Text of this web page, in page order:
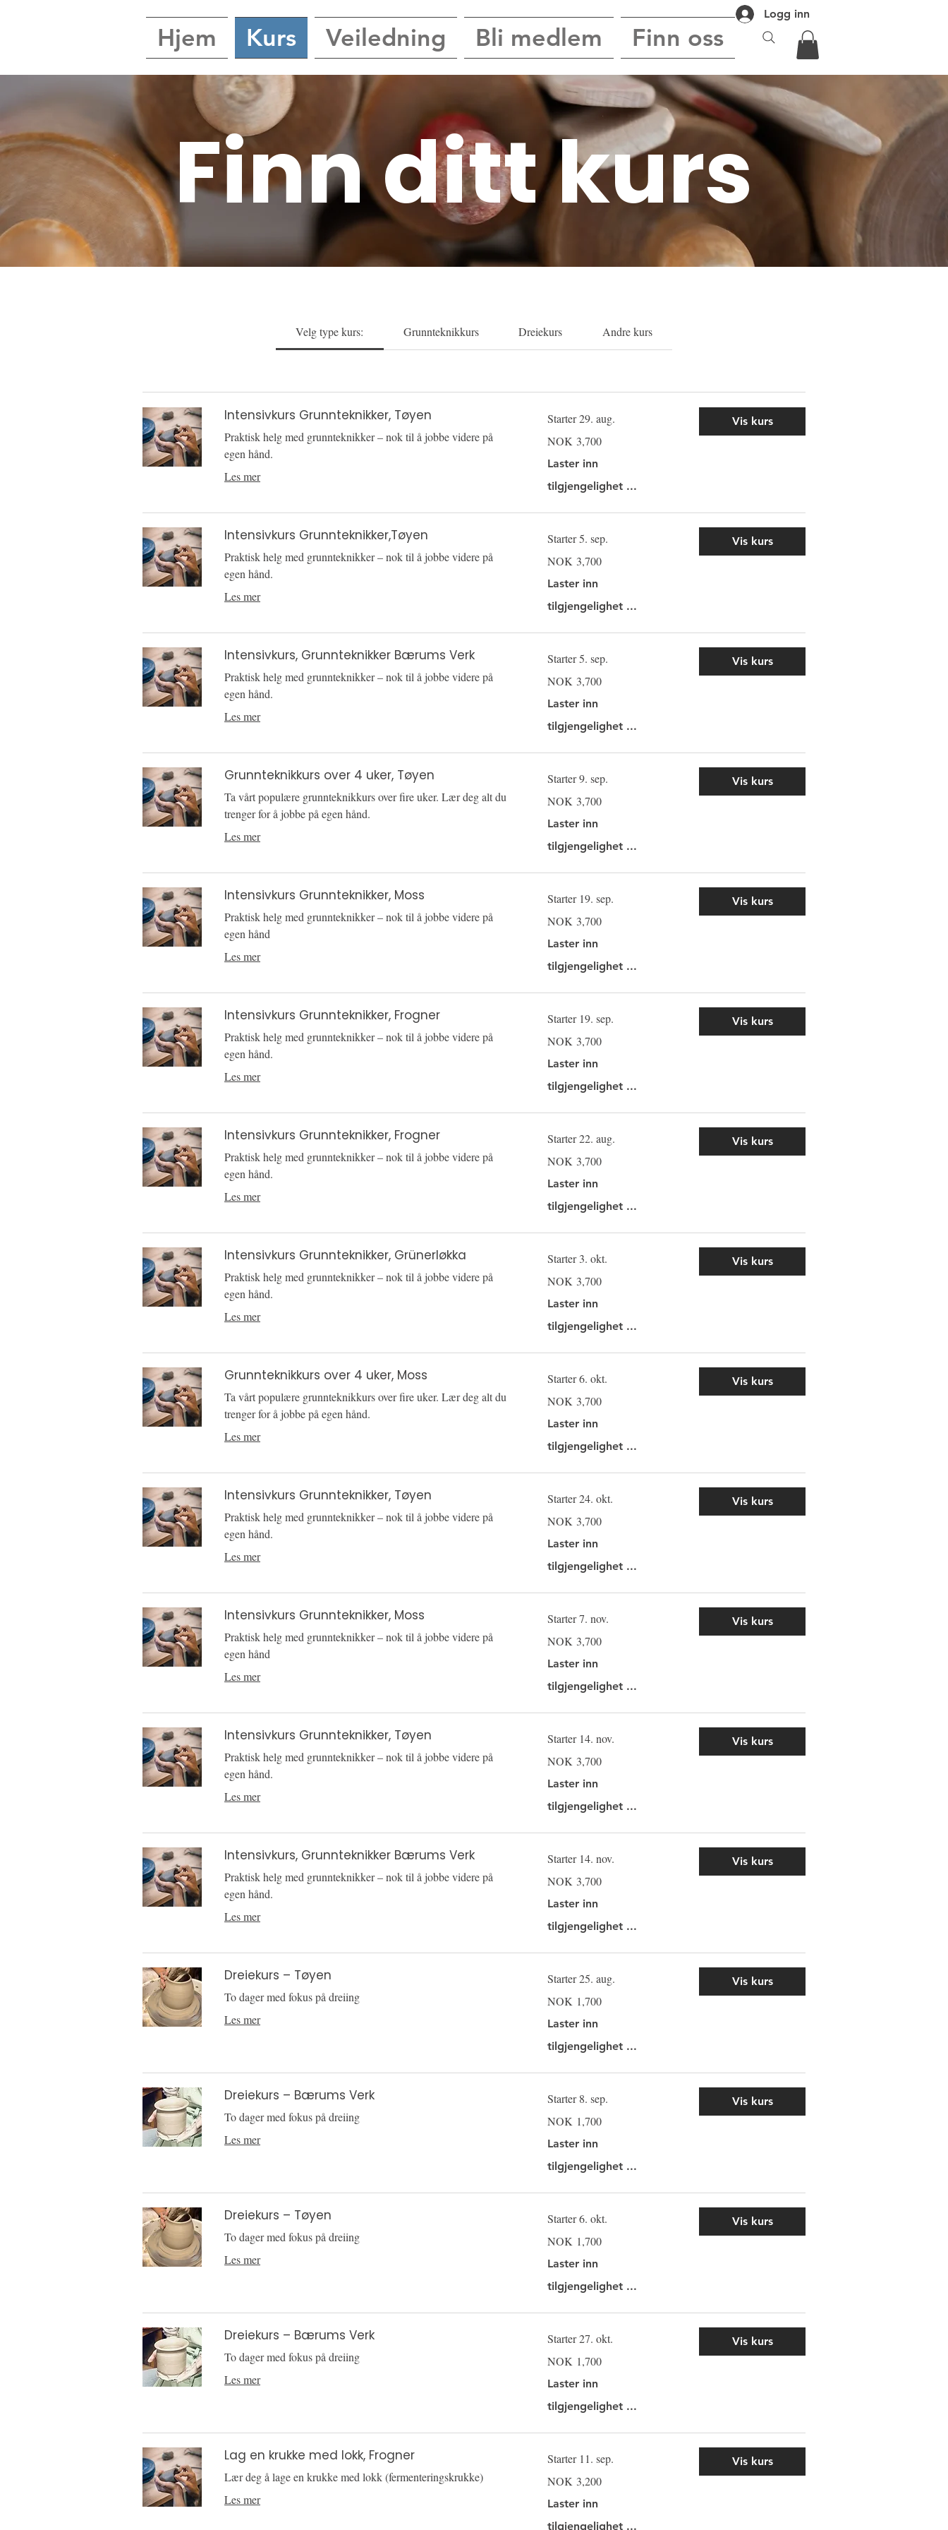
Hjem Kurs Veiledning Bli medlem Finn oss
Logg inn
Finn ditt kurs
Velg type kurs: Grunnteknikkurs Dreiekurs Andre kurs
Intensivkurs Grunnteknikker, Tøyen
Praktisk helg med grunnteknikker – nok til å jobbe videre på
egen hånd.
Les mer
Starter 29. aug.
Norwegian
NOK 3,700
Laster inn
tilgjengelighet ...
Vis kurs
Intensivkurs Grunnteknikker,Tøyen
Praktisk helg med grunnteknikker – nok til å jobbe videre på
egen hånd.
Les mer
Starter 5. sep.
Norwegian
NOK 3,700
Laster inn
tilgjengelighet ...
Vis kurs
Intensivkurs, Grunnteknikker Bærums Verk
Praktisk helg med grunnteknikker – nok til å jobbe videre på
egen hånd.
Les mer
Starter 5. sep.
Norwegian
NOK 3,700
Laster inn
tilgjengelighet ...
Vis kurs
Grunnteknikkurs over 4 uker, Tøyen
Ta vårt populære grunnteknikkurs over fire uker. Lær deg alt du
trenger for å jobbe på egen hånd.
Les mer
Starter 9. sep.
Norwegian
NOK 3,700
Laster inn
tilgjengelighet ...
Vis kurs
Intensivkurs Grunnteknikker, Moss
Praktisk helg med grunnteknikker – nok til å jobbe videre på
egen hånd
Les mer
Starter 19. sep.
Norwegian
NOK 3,700
Laster inn
tilgjengelighet ...
Vis kurs
Intensivkurs Grunnteknikker, Frogner
Praktisk helg med grunnteknikker – nok til å jobbe videre på
egen hånd.
Les mer
Starter 19. sep.
Norwegian
NOK 3,700
Laster inn
tilgjengelighet ...
Vis kurs
Intensivkurs Grunnteknikker, Frogner
Praktisk helg med grunnteknikker – nok til å jobbe videre på
egen hånd.
Les mer
Starter 22. aug.
Norwegian
NOK 3,700
Laster inn
tilgjengelighet ...
Vis kurs
Intensivkurs Grunnteknikker, Grünerløkka
Praktisk helg med grunnteknikker – nok til å jobbe videre på
egen hånd.
Les mer
Starter 3. okt.
Norwegian
NOK 3,700
Laster inn
tilgjengelighet ...
Vis kurs
Grunnteknikkurs over 4 uker, Moss
Ta vårt populære grunnteknikkurs over fire uker. Lær deg alt du
trenger for å jobbe på egen hånd.
Les mer
Starter 6. okt.
Norwegian
NOK 3,700
Laster inn
tilgjengelighet ...
Vis kurs
Intensivkurs Grunnteknikker, Tøyen
Praktisk helg med grunnteknikker – nok til å jobbe videre på
egen hånd.
Les mer
Starter 24. okt.
Norwegian
NOK 3,700
Laster inn
tilgjengelighet ...
Vis kurs
Intensivkurs Grunnteknikker, Moss
Praktisk helg med grunnteknikker – nok til å jobbe videre på
egen hånd
Les mer
Starter 7. nov.
Norwegian
NOK 3,700
Laster inn
tilgjengelighet ...
Vis kurs
Intensivkurs Grunnteknikker, Tøyen
Praktisk helg med grunnteknikker – nok til å jobbe videre på
egen hånd.
Les mer
Starter 14. nov.
Norwegian
NOK 3,700
Laster inn
tilgjengelighet ...
Vis kurs
Intensivkurs, Grunnteknikker Bærums Verk
Praktisk helg med grunnteknikker – nok til å jobbe videre på
egen hånd.
Les mer
Starter 14. nov.
Norwegian
NOK 3,700
Laster inn
tilgjengelighet ...
Vis kurs
Dreiekurs – Tøyen
To dager med fokus på dreiing
Les mer
Starter 25. aug.
Norwegian
NOK 1,700
Laster inn
tilgjengelighet ...
Vis kurs
Dreiekurs – Bærums Verk
To dager med fokus på dreiing
Les mer
Starter 8. sep.
Norwegian
NOK 1,700
Laster inn
tilgjengelighet ...
Vis kurs
Dreiekurs – Tøyen
To dager med fokus på dreiing
Les mer
Starter 6. okt.
Norwegian
NOK 1,700
Laster inn
tilgjengelighet ...
Vis kurs
Dreiekurs – Bærums Verk
To dager med fokus på dreiing
Les mer
Starter 27. okt.
Norwegian
NOK 1,700
Laster inn
tilgjengelighet ...
Vis kurs
Lag en krukke med lokk, Frogner
Lær deg å lage en krukke med lokk (fermenteringskrukke)
Les mer
Starter 11. sep.
Norwegian
NOK 3,200
Laster inn
tilgjengelighet ...
Vis kurs